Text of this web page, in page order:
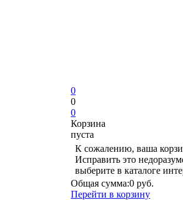
0
0
0
Корзина
пуста
К сожалению, ваша
Исправить это
выберите в каталоге
Общая сумма:0 руб.
Перейти в корзину